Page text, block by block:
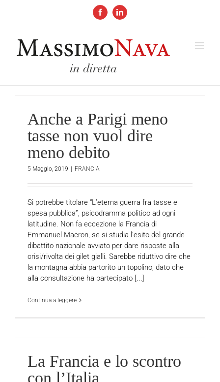
FacebookLinkedIn
Anche a Parigi meno
tasse non vuol dire
meno debito
5 Maggio, 2019 | FRANCIA
Si potrebbe titolare “L’eterna guerra fra tasse e
spesa pubblica”, psicodramma politico ad ogni
latitudine. Non fa eccezione la Francia di
Emmanuel Macron, se si studia l’esito del grande
dibattito nazionale avviato per dare risposte alla
crisi/rivolta dei gilet gialli. Sarebbe riduttivo dire che
la montagna abbia partorito un topolino, dato che
alla consultazione ha partecipato [...]
Continua a leggere
La Francia e lo scontro
con l’Italia